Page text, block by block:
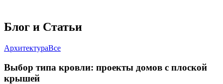
Блог и Статьи
АрхитектураВсе
Выбор типа кровли: проекты домов с плоской
крышей